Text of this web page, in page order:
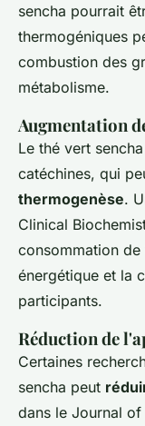
sencha pourrait
thermogéniques
combustion des
métabolisme.
Augmentation
Le thé vert
catéchines, qui
thermogenèse.
Clinical
consommation
énergétique et la
participants.
Réduction de
Certaines
sencha peut
dans le Journal of